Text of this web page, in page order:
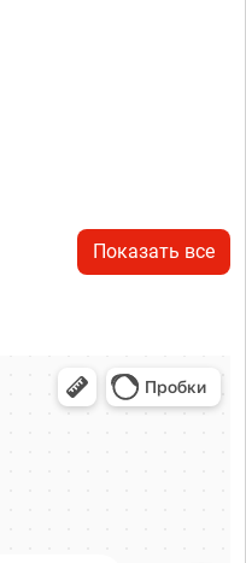
Показать все